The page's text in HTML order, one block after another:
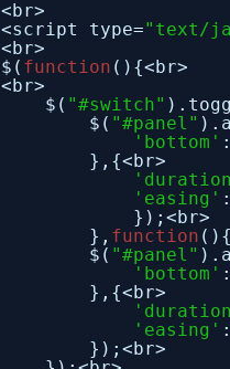
<br>
<script type="text/
<br>
$( function (){<br>
<br>
$( "#switch"
$( "#panel"
'bottom' :
},{<br>
'easing'
});<br>
}, function
$( "#panel"
'bottom' :
},{<br>
'easing'
});<br>